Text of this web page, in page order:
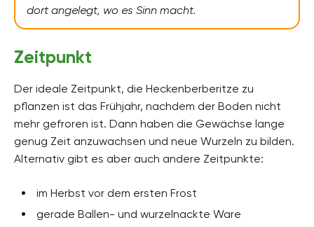
dort angelegt, wo es Sinn macht.
Zeitpunkt
Der ideale Zeitpunkt, die Heckenberberitze zu
pflanzen ist das Frühjahr, nachdem der Boden nicht
mehr gefroren ist. Dann haben die Gewächse lange
genug Zeit anzuwachsen und neue Wurzeln zu bilden.
Alternativ gibt es aber auch andere Zeitpunkte:
im Herbst vor dem ersten Frost
gerade Ballen- und wurzelnackte Ware